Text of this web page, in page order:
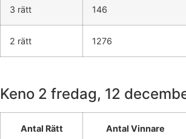
3 rätt 146
2 rätt 1276
Keno 2 fredag, 12
Antal Rätt Antal Vinnare